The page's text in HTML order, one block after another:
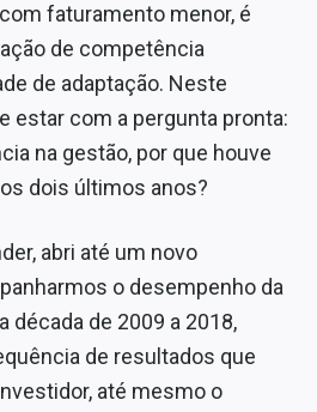
faturamento menor, é
de competência
de adaptação. Neste
estar com a pergunta pronta:
na gestão, por que houve
dois últimos anos?
abri até um novo
o desempenho da
década de 2009 a 2018,
de resultados que
até mesmo o